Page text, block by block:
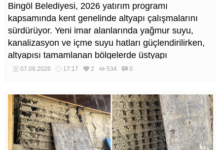
Bingöl Belediyesi, 2026 yatırım programı
kapsamında kent genelinde altyapı çalışmalarını
sürdürüyor. Yeni imar alanlarında yağmur suyu,
kanalizasyon ve içme suyu hatları güçlendirilirken,
altyapısı tamamlanan bölgelerde üstyapı
düzenlemeleri de eş zamanlı yürütülüyor.
07.08.2026 17:17 2 534 0